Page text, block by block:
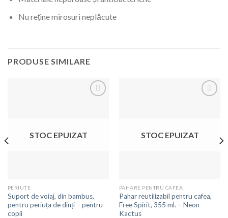
Nu reține mirosuri neplăcute
PRODUSE SIMILARE
STOC EPUIZAT
PERIUȚE
Suport de voiaj, din bambus,
pentru periuța de dinți – pentru
copii
STOC EPUIZAT
PAHARE PENTRU CAFEA
Pahar reutilizabil pentru cafea,
Free Spirit, 355 ml. – Neon
Kactus